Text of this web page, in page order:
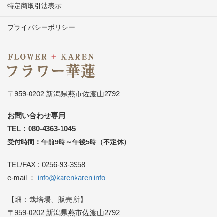
特定商取引法表示
プライバシーポリシー
〒959-0202 新潟県燕市佐渡山2792
お問い合わせ専用
TEL：080-4363-1045
受付時間：午前9時～午後5時（不定休）
TEL/FAX : 0256-93-3958
e-mail ： info@karenkaren.info
【畑：栽培場、販売所】
〒959-0202 新潟県燕市佐渡山2792